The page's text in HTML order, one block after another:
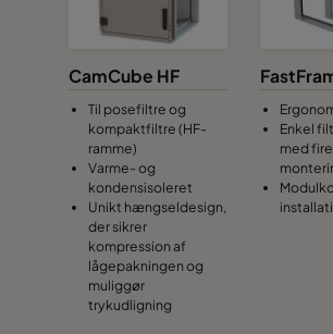
CamCube HF
Til posefiltre og
kompaktfiltre (HF-
ramme)
Varme- og
kondensisoleret
Unikt hængseldesign,
der sikrer
kompression af
lågepakningen og
muliggør
trykudligning
Enkel
med fire